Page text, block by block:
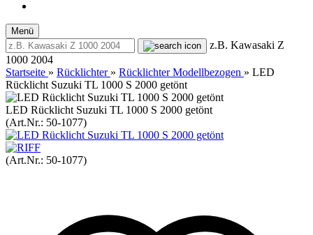
Menü
z.B. Kawasaki Z
1000 2004
Startseite » Rücklichter » Rücklichter Modellbezogen » LED
Rücklicht Suzuki TL 1000 S 2000 getönt
LED Rücklicht Suzuki TL 1000 S 2000 getönt
(Art.Nr.: 50-1077)
(Art.Nr.: 50-1077)